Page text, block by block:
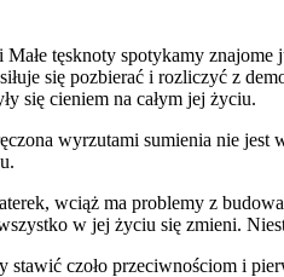
tęsknoty spotykamy
się pozbierać i rozliczyć z
się cieniem na całym jej życiu.
wyrzutami sumienia nie jest
wciąż ma problemy z
w jej życiu się zmieni.
stawić czoło przeciwnościom i